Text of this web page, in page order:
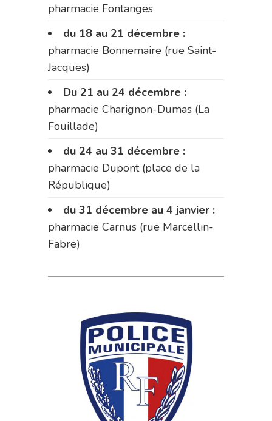
pharmacie Fontanges
du 18 au 21 décembre :
pharmacie Bonnemaire (rue Saint-
Jacques)
Du 21 au 24 décembre :
pharmacie Charignon-Dumas (La
Fouillade)
du 24 au 31 décembre :
pharmacie Dupont (place de la
République)
du 31 décembre au 4 janvier :
pharmacie Carnus (rue Marcellin-
Fabre)